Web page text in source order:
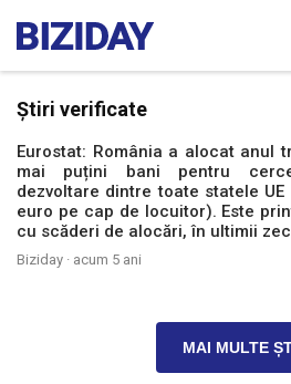
Știri verificate
Eurostat: România a alocat anul
mai puțini bani pentru
dezvoltare dintre toate statele UE
euro pe cap de locuitor). Este
cu scăderi de alocări, în ultimii
Biziday · acum 5 ani
MAI MULTE